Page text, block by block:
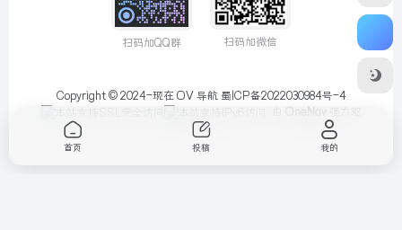
扫码加QQ群 扫码加微信
Copyright © 2024-现在 OV 导航 蜀ICP备2022030984号-4
动
首页 投稿 我的